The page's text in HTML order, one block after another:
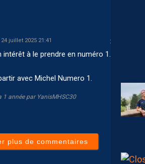
24 juillet 2025 21:41
intérêt à le prendre en numéro 1.
avec Michel Numero 1.
1 année par YanisMHSC30
plus de commentaires